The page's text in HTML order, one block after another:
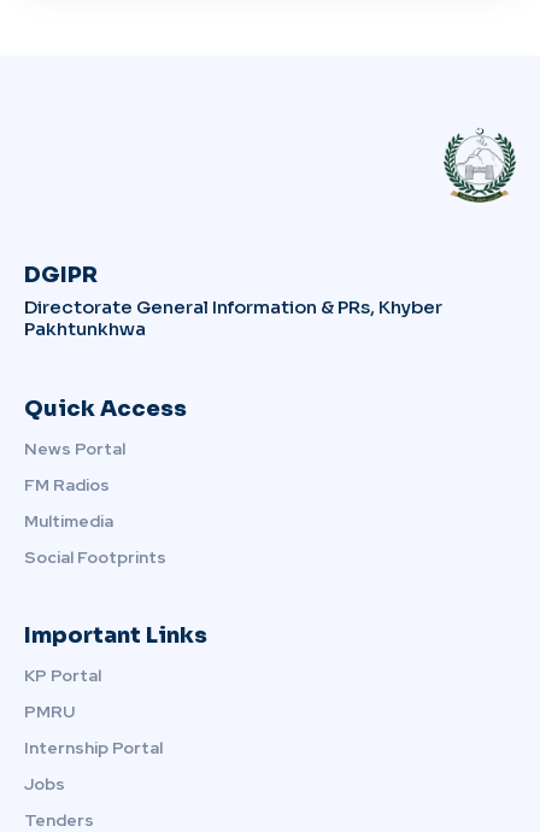
DGIPR
Directorate General Information & PRs, Khyber
Pakhtunkhwa
Quick Access
News Portal
FM Radios
Multimedia
Social Footprints
Important Links
KP Portal
PMRU
Internship Portal
Jobs
Tenders